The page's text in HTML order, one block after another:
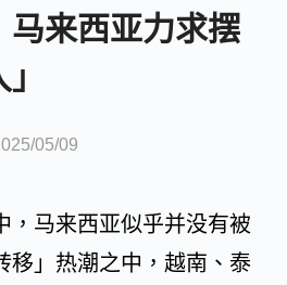
来西亚力求摆
05/09
，马来西亚似乎并没有被
移」热潮之中，越南、泰